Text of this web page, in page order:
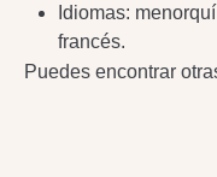
Idiomas:
francés.
Puedes encontrar